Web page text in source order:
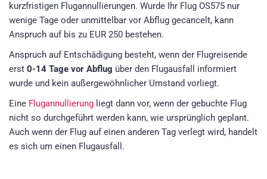
kurzfristigen Flugannullierungen. Wurde Ihr Flug OS575 nur
wenige Tage oder unmittelbar vor Abflug gecancelt, kann
Anspruch auf bis zu EUR 250 bestehen.
Anspruch auf Entschädigung besteht, wenn der Flugreisende
erst 0-14 Tage vor Abflug über den Flugausfall informiert
wurde und kein außergewöhnlicher Umstand vorliegt.
Eine Flugannullierung liegt dann vor, wenn der gebuchte Flug
nicht so durchgeführt werden kann, wie ursprünglich geplant.
Auch wenn der Flug auf einen anderen Tag verlegt wird, handelt
es sich um einen Flugausfall.